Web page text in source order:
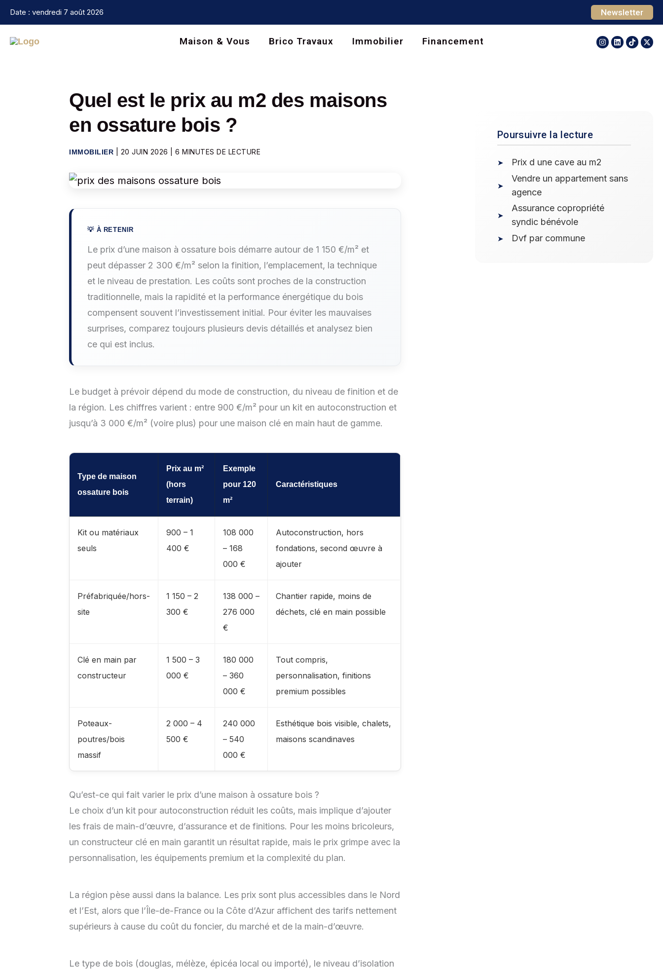
contenu
Date : vendredi 7 août 2026 Newsletter
Maison & Vous Brico Travaux Immobilier Financement
Quel est le prix au m2 des maisons
en ossature bois ?
IMMOBILIER 20 JUIN 2026 |6 MINUTES DE LECTURE
Le prix d’une maison à ossature bois démarre autour de 1 150 €/m² et
peut dépasser 2 300 €/m² selon la finition, l’emplacement, la technique
et le niveau de prestation. Les coûts sont proches de la construction
traditionnelle, mais la rapidité et la performance énergétique du bois
compensent souvent l’investissement initial. Pour éviter les mauvaises
surprises, comparez toujours plusieurs devis détaillés et analysez bien
ce qui est inclus.
Le budget à prévoir dépend du mode de construction, du niveau de finition et de
la région. Les chiffres varient : entre 900 €/m² pour un kit en autoconstruction et
jusqu’à 3 000 €/m² (voire plus) pour une maison clé en main haut de gamme.
Type de maison
ossature bois
Prix au m²
(hors
terrain)
Exemple
pour 120
m²
Caractéristiques
Kit ou matériaux
seuls
900 – 1
400 €
108 000
– 168
000 €
Autoconstruction, hors
fondations, second œuvre à
ajouter
Préfabriquée/hors-
site
1 150 – 2
300 €
138 000 –
276 000
€
Chantier rapide, moins de
déchets, clé en main possible
Clé en main par
constructeur
1 500 – 3
000 €
180 000
– 360
000 €
Tout compris,
personnalisation, finitions
premium possibles
Poteaux-
poutres/bois
massif
2 000 – 4
500 €
240 000
– 540
000 €
Esthétique bois visible, chalets,
maisons scandinaves
Qu’est-ce qui fait varier le prix d’une maison à ossature bois ?
Le choix d’un kit pour autoconstruction réduit les coûts, mais implique d’ajouter
les frais de main-d’œuvre, d’assurance et de finitions. Pour les moins bricoleurs,
un constructeur clé en main garantit un résultat rapide, mais le prix grimpe avec la
personnalisation, les équipements premium et la complexité du plan.
La région pèse aussi dans la balance. Les prix sont plus accessibles dans le Nord
et l’Est, alors que l’Île-de-France ou la Côte d’Azur affichent des tarifs nettement
supérieurs à cause du coût du foncier, du marché et de la main-d’œuvre.
Le type de bois (douglas, mélèze, épicéa local ou importé), le niveau d’isolation
Poursuivre la lecture
Prix d une cave au m2
Vendre un appartement sans
agence
Assurance copropriété
syndic bénévole
Dvf par commune